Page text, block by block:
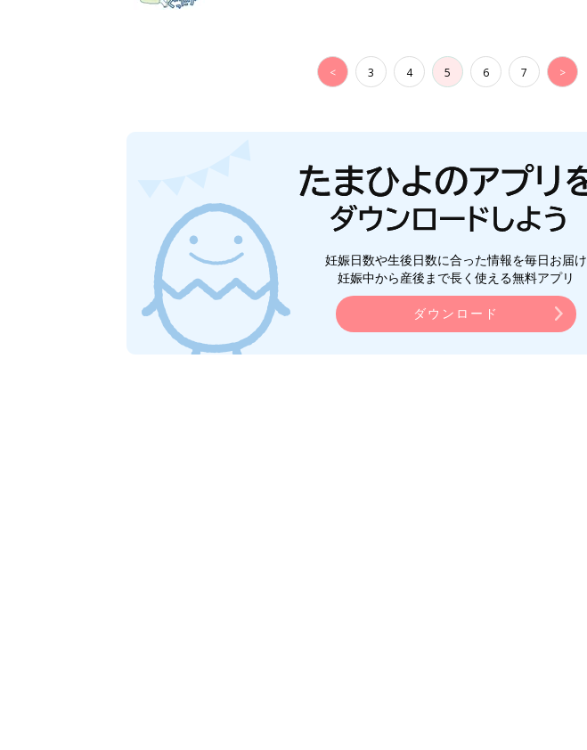
< 3 4 5 6 7 >
妊娠日数や生後日数に合った情報を毎日お届け
妊娠中から産後まで長く使える無料アプリ
ダウンロード